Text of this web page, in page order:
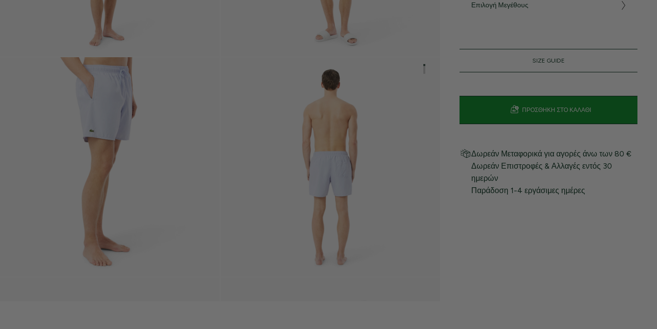
Επιλογή Μεγέθους
SIZE GUIDE
ΠΡΟΣΘΉΚΗ ΣΤΟ ΚΑΛΆΘΙ
Δωρεάν Μεταφορικά για αγορές άνω των 80 €
Δωρεάν Επιστροφές & Αλλαγές εντός 30
ημερών
Παράδοση 1-4 εργάσιμες ημέρες